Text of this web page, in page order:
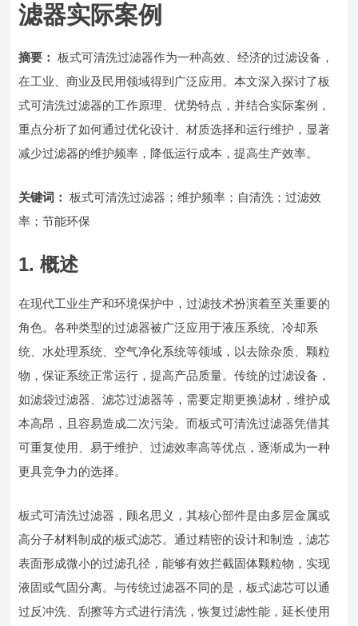
滤器实际案例
摘要： 板式可清洗过滤器作为一种高效、经济的过滤设备，
在工业、商业及民用领域得到广泛应用。本文深入探讨了板
式可清洗过滤器的工作原理、优势特点，并结合实际案例，
重点分析了如何通过优化设计、材质选择和运行维护，显著
减少过滤器的维护频率，降低运行成本，提高生产效率。
关键词： 板式可清洗过滤器；维护频率；自清洗；过滤效
率；节能环保
1. 概述
在现代工业生产和环境保护中，过滤技术扮演着至关重要的
角色。各种类型的过滤器被广泛应用于液压系统、冷却系
统、水处理系统、空气净化系统等领域，以去除杂质、颗粒
物，保证系统正常运行，提高产品质量。传统的过滤设备，
如滤袋过滤器、滤芯过滤器等，需要定期更换滤材，维护成
本高昂，且容易造成二次污染。而板式可清洗过滤器凭借其
可重复使用、易于维护、过滤效率高等优点，逐渐成为一种
更具竞争力的选择。
板式可清洗过滤器，顾名思义，其核心部件是由多层金属或
高分子材料制成的板式滤芯。通过精密的设计和制造，滤芯
表面形成微小的过滤孔径，能够有效拦截固体颗粒物，实现
液固或气固分离。与传统过滤器不同的是，板式滤芯可以通
过反冲洗、刮擦等方式进行清洗，恢复过滤性能，延长使用